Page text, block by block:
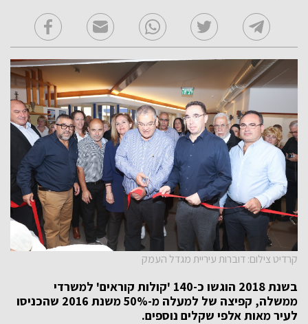
קרדיט צילום: דוברות עיריית מגדל העמק
בשנת 2018 הוגשו כ-140 'קולות קוראים' למשרדי
ממשלה, קפיצה של למעלה מ-50% משנת 2016 שהכניסו
לעיר מאות אלפי שקלים נוספים.